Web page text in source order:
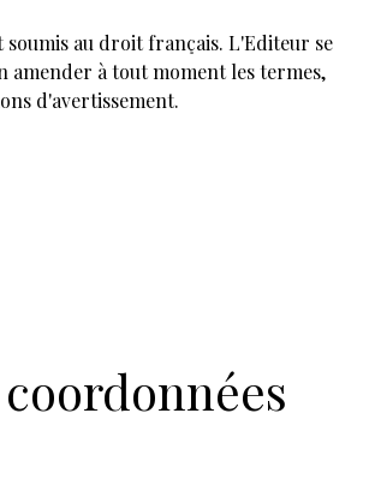
soumis au droit français. L'Editeur se
amender à tout moment les termes,
d'avertissement.
coordonnées